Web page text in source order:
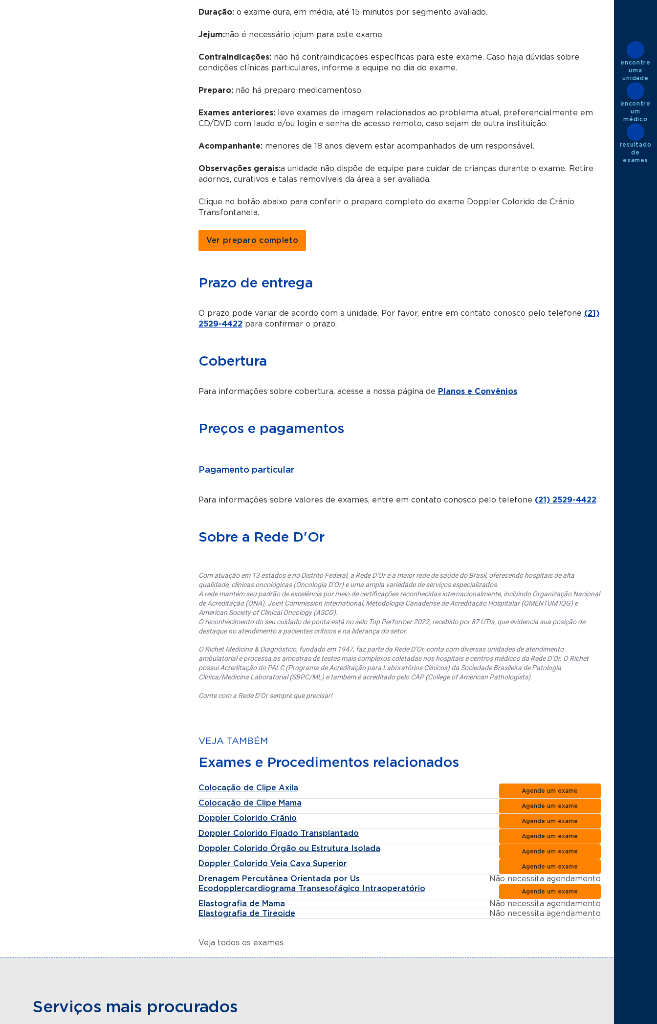
Duração:o exame dura, em média, até 15 minutos por segmento avaliado.
Jejum:não é necessário jejum para este exame.
Contraindicações:não há contraindicações específicas para este exame. Caso haja dúvidas sobre
condições clínicas particulares, informe a equipe no dia do exame.
Preparo: não há preparo medicamentoso.
Exames anteriores:leve exames de imagem relacionados ao problema atual, preferencialmente em
CD/DVD com laudo e/ou login e senha de acesso remoto, caso sejam de outra instituição.
Acompanhante:menores de 18 anos devem estar acompanhados de um responsável.
Observações gerais:a unidade não dispõe de equipe para cuidar de crianças durante o exame. Retire
adornos, curativos e talas removíveis da área a ser avaliada.
Clique no botão abaixo para conferir o preparo completo do exame Doppler Colorido de Crânio
Transfontanela.
Ver preparo completo
Prazo de entrega
O prazo pode variar de acordo com a unidade. Por favor, entre em contato conosco pelo telefone (21)
2529-4422 para confirmar o prazo.
Cobertura
Para informações sobre cobertura, acesse a nossa página de Planos e Convênios.
Preços e pagamentos
Pagamento particular
Para informações sobre valores de exames, entre em contato conosco pelo telefone (21) 2529-4422.
Sobre a Rede D'Or
Com atuação em 13 estados e no Distrito Federal, a Rede D’Or é a maior rede de saúde do Brasil, oferecendo hospitais de alta
qualidade, clínicas oncológicas (Oncologia D’Or) e uma ampla variedade de serviços especializados.
A rede mantém seu padrão de excelência por meio de certificações reconhecidas internacionalmente, incluindo Organização Nacional
de Acreditação (ONA), Joint Commission International, Metodologia Canadense de Acreditação Hospitalar (QMENTUM IQG) e
American Society of Clinical Oncology (ASCO).
O reconhecimento do seu cuidado de ponta está no selo Top Performer 2022, recebido por 87 UTIs, que evidencia sua posição de
destaque no atendimento a pacientes críticos e na liderança do setor.
O Richet Medicina & Diagnóstico, fundado em 1947, faz parte da Rede D’Or, conta com diversas unidades de atendimento
ambulatorial e processa as amostras de testes mais complexos coletadas nos hospitais e centros médicos da Rede D’Or. O Richet
possui Acreditação do PALC (Programa de Acreditação para Laboratórios Clínicos) da Sociedade Brasileira de Patologia
Clínica/Medicina Laboratorial (SBPC/ML) e também é acreditado pelo CAP (College of American Pathologists).
Conte com a Rede D’Or sempre que precisar!
VEJA TAMBÉM
Exames e Procedimentos relacionados
Colocação de Clipe Axila Agende um exame
Colocação de Clipe Mama Agende um exame
Doppler Colorido Crânio Agende um exame
Doppler Colorido Fígado Transplantado Agende um exame
Doppler Colorido Órgão ou Estrutura Isolada Agende um exame
Doppler Colorido Veia Cava Superior Agende um exame
Drenagem Percutânea Orientada por Us
Não necessita agendamento
Ecodopplercardiograma Transesofágico Intraoperatório
Agende um exame
Elastografia de Mama
Não necessita agendamento
Elastografia de Tireoide
Não necessita agendamento
Veja todos os exames
Serviços mais procurados
encontre
uma
unidade
encontre
um
médico
resultado
de
exames